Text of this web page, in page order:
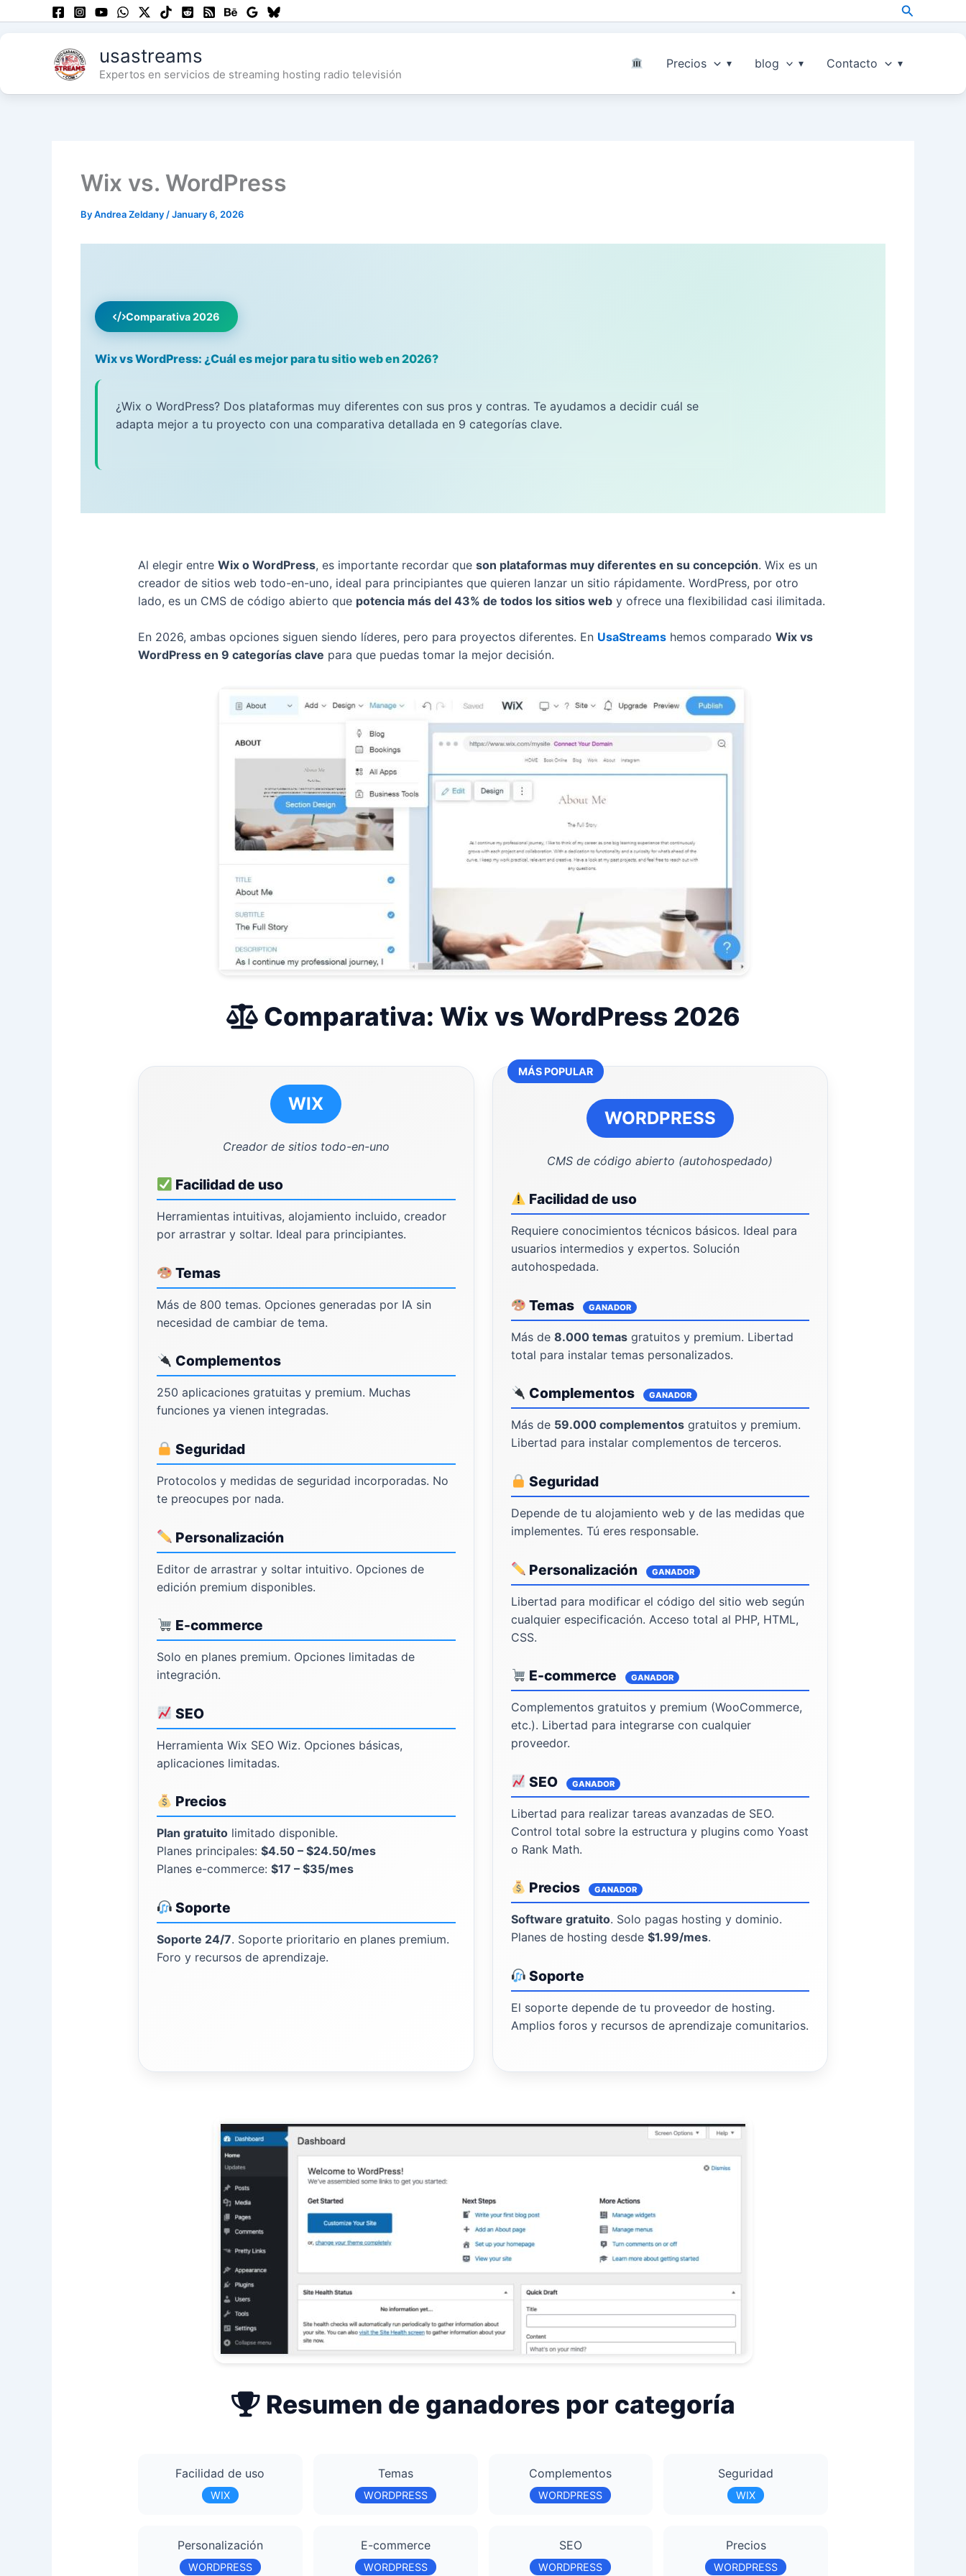
Search
usastreams
Expertos en servicios de streaming hosting radio televisión
Precios blog Contacto
Wix vs. WordPress
ByAndrea Zeldany /January 6, 2026
Comparativa 2026
Wix vs WordPress: ¿Cuál es mejor para tu sitio web en 2026?
¿Wix o WordPress? Dos plataformas muy diferentes con sus pros y contras. Te ayudamos a decidir cuál se
adapta mejor a tu proyecto con una comparativa detallada en 9 categorías clave.
Al elegir entre Wix o WordPress, es importante recordar que son plataformas muy diferentes en su concepción. Wix es un
creador de sitios web todo-en-uno, ideal para principiantes que quieren lanzar un sitio rápidamente. WordPress, por otro
lado, es un CMS de código abierto que potencia más del 43% de todos los sitios web y ofrece una flexibilidad casi ilimitada.
En 2026, ambas opciones siguen siendo líderes, pero para proyectos diferentes. En UsaStreams hemos comparado Wix vs
WordPress en 9 categorías clave para que puedas tomar la mejor decisión.
Comparativa: Wix vs WordPress 2026
WIX
Creador de sitios todo-en-uno
Facilidad de uso
Herramientas intuitivas, alojamiento incluido, creador
por arrastrar y soltar. Ideal para principiantes.
Temas
Más de 800 temas. Opciones generadas por IA sin
necesidad de cambiar de tema.
Complementos
250 aplicaciones gratuitas y premium. Muchas
funciones ya vienen integradas.
Seguridad
Protocolos y medidas de seguridad incorporadas. No
te preocupes por nada.
Personalización
Editor de arrastrar y soltar intuitivo. Opciones de
edición premium disponibles.
E-commerce
Solo en planes premium. Opciones limitadas de
integración.
SEO
Herramienta Wix SEO Wiz. Opciones básicas,
aplicaciones limitadas.
Precios
Plan gratuito limitado disponible.
Planes principales: $4.50 – $24.50/mes
Planes e-commerce: $17 – $35/mes
Soporte
Soporte 24/7. Soporte prioritario en planes premium.
Foro y recursos de aprendizaje.
MÁS POPULAR
WORDPRESS
CMS de código abierto (autohospedado)
Facilidad de uso
Requiere conocimientos técnicos básicos. Ideal para
usuarios intermedios y expertos. Solución
autohospedada.
Temas GANADOR
Más de 8.000 temasgratuitos y premium. Libertad
total para instalar temas personalizados.
Complementos GANADOR
Más de 59.000 complementosgratuitos y premium.
Libertad para instalar complementos de terceros.
Seguridad
Depende de tu alojamiento web y de las medidas que
implementes. Tú eres responsable.
Personalización GANADOR
Libertad para modificar el código del sitio web según
cualquier especificación. Acceso total al PHP, HTML,
CSS.
E-commerce GANADOR
Complementos gratuitos y premium (WooCommerce,
etc.). Libertad para integrarse con cualquier
proveedor.
SEO GANADOR
Libertad para realizar tareas avanzadas de SEO.
Control total sobre la estructura y plugins como Yoast
o Rank Math.
Precios GANADOR
Software gratuito. Solo pagas hosting y dominio.
Planes de hosting desde $1.99/mes.
Soporte
El soporte depende de tu proveedor de hosting.
Amplios foros y recursos de aprendizaje comunitarios.
Resumen de ganadores por categoría
Facilidad de uso
WIX
Temas
WORDPRESS
Complementos
WORDPRESS
Seguridad
WIX
Personalización
WORDPRESS
E-commerce
WORDPRESS
SEO
WORDPRESS
Precios
WORDPRESS